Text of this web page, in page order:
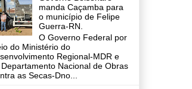
manda Caçamba para
o município de Felipe
Guerra-RN.
O Governo Federal por
do Ministério do
Regional-MDR e
Nacional de Obras
as Secas-Dno...